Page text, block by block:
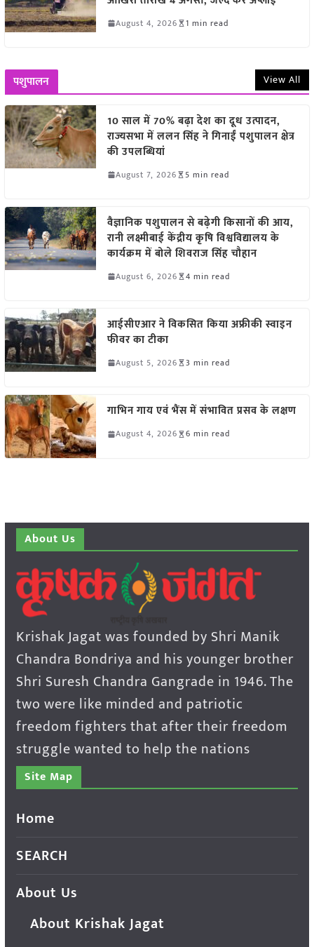
August 4, 2026 1 min read
पशुपालन View All
10 साल में 70% बढ़ा देश का दूध उत्पादन,
राज्यसभा में ललन सिंह ने गिनाईं पशुपालन क्षेत्र
की उपलब्धियां
August 7, 2026 5 min read
वैज्ञानिक पशुपालन से बढ़ेगी किसानों की आय,
रानी लक्ष्मीबाई केंद्रीय कृषि विश्वविद्यालय के
कार्यक्रम में बोले शिवराज सिंह चौहान
August 6, 2026 4 min read
आईसीएआर ने विकसित किया अफ्रीकी स्वाइन
फीवर का टीका
August 5, 2026 3 min read
गाभिन गाय एवं भैंस में संभावित प्रसव के लक्षण
August 4, 2026 6 min read
About Us
Krishak Jagat was founded by Shri Manik
Chandra Bondriya and his younger brother
Shri Suresh Chandra Gangrade in 1946. The
two were like minded and patriotic
freedom fighters that after their freedom
struggle wanted to help the nations
Site Map
Home
SEARCH
About Us
About Krishak Jagat